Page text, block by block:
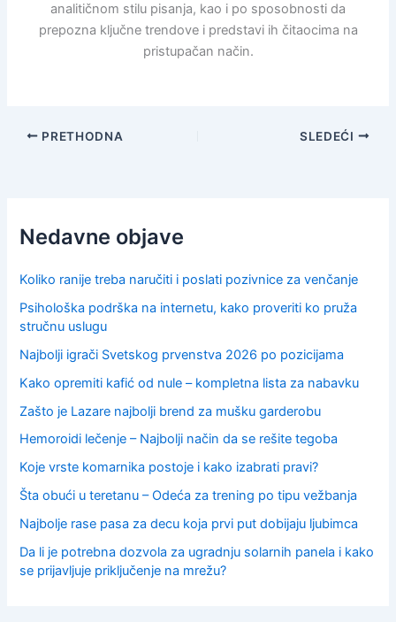
analitičnom stilu pisanja, kao i po sposobnosti da
prepozna ključne trendove i predstavi ih čitaocima na
pristupačan način.
PRETHODNA SLEDEĆI
Nedavne objave
Koliko ranije treba naručiti i poslati pozivnice za venčanje
Psihološka podrška na internetu, kako proveriti ko pruža
stručnu uslugu
Najbolji igrači Svetskog prvenstva 2026 po pozicijama
Kako opremiti kafić od nule – kompletna lista za nabavku
Zašto je Lazare najbolji brend za mušku garderobu
Hemoroidi lečenje – Najbolji način da se rešite tegoba
Koje vrste komarnika postoje i kako izabrati pravi?
Šta obući u teretanu – Odeća za trening po tipu vežbanja
Najbolje rase pasa za decu koja prvi put dobijaju ljubimca
Da li je potrebna dozvola za ugradnju solarnih panela i kako
se prijavljuje priključenje na mrežu?